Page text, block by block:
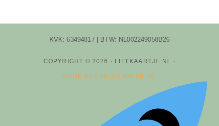
KVK: 63494817 | BTW: NL002249058B26
COPYRIGHT © 2026 · LIEFKAARTJE.NL ·
MADE BY ONLINEMAKER.NL